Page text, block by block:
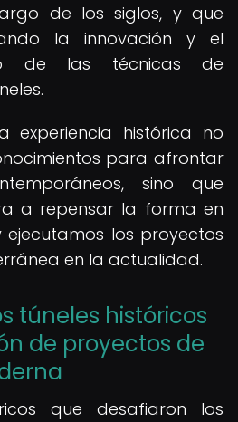
de los siglos, y que
la innovación y el
de las técnicas de
experiencia histórica no
para afrontar
sino que
a repensar la forma en
los proyectos
en la actualidad.
túneles históricos
de proyectos de
que desafiaron los